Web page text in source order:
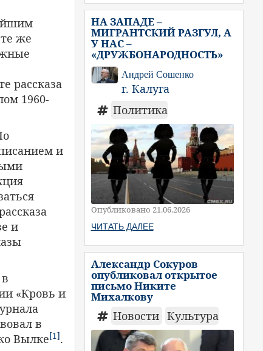
же
рассказа
1960-
и
и
«Кровь и
в
Вылке[1].
НА ЗАПАДЕ –
МИГРАНТСКИЙ РАЗГУЛ, А
У НАС –
«ДРУЖБОНАРОДНОСТЬ»
Андрей Сошенко
г. Калуга
Политика
Опубликовано 21.06.2026
ЧИТАТЬ ДАЛЕЕ
Александр Сокуров
опубликовал открытое
письмо Никите
Михалкову
Новости Культура